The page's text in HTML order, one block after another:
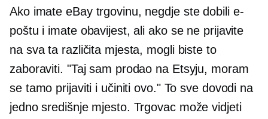
Ako imate eBay trgovinu, negdje ste dobili e-
poštu i imate obavijest, ali ako se ne prijavite
na sva ta različita mjesta, mogli biste to
zaboraviti. "Taj sam prodao na Etsyju, moram
se tamo prijaviti i učiniti ovo." To sve dovodi na
jedno središnje mjesto. Trgovac može vidjeti